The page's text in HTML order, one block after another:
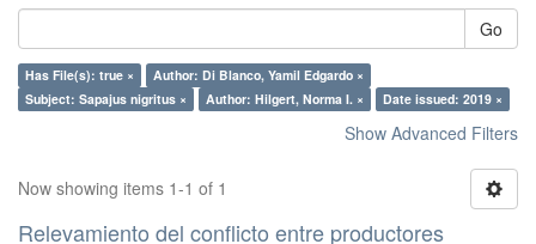
Go
Has File(s): true ×
Author: Di Blanco, Yamil Edgardo ×
Subject: Sapajus nigritus ×
Author: Hilgert, Norma I. × Date issued: 2019 ×
Show Advanced Filters
Now showing items 1-1 of 1
Relevamiento del conflicto entre productores